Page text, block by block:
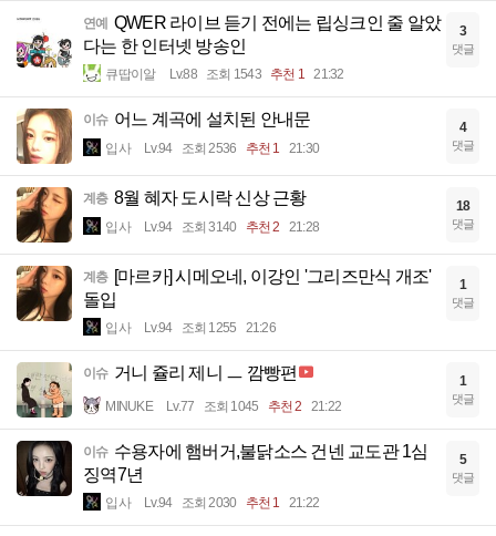
연예 QWER 라이브 듣기 전에는 립싱크인 줄 알았
다는 한 인터넷 방송인
큐땁이알 Lv.88 조회 1543 추천 1 21:32
3
댓글
이슈 어느 계곡에 설치된 안내문
입사 Lv.94 조회 2536 추천 1 21:30
4
댓글
계층 8월 혜자 도시락 신상 근황
입사 Lv.94 조회 3140 추천 2 21:28
18
댓글
계층 [마르카] 시메오네, 이강인 '그리즈만식 개조'
돌입
입사 Lv.94 조회 1255 21:26
1
댓글
이슈 거니 쥴리 제니 ㅡ 깜빵편
MINUKE Lv.77 조회 1045 추천 2 21:22
1
댓글
이슈 수용자에 햄버거,불닭소스 건넨 교도관 1심
징역7년
입사 Lv.94 조회 2030 추천 1 21:22
5
댓글